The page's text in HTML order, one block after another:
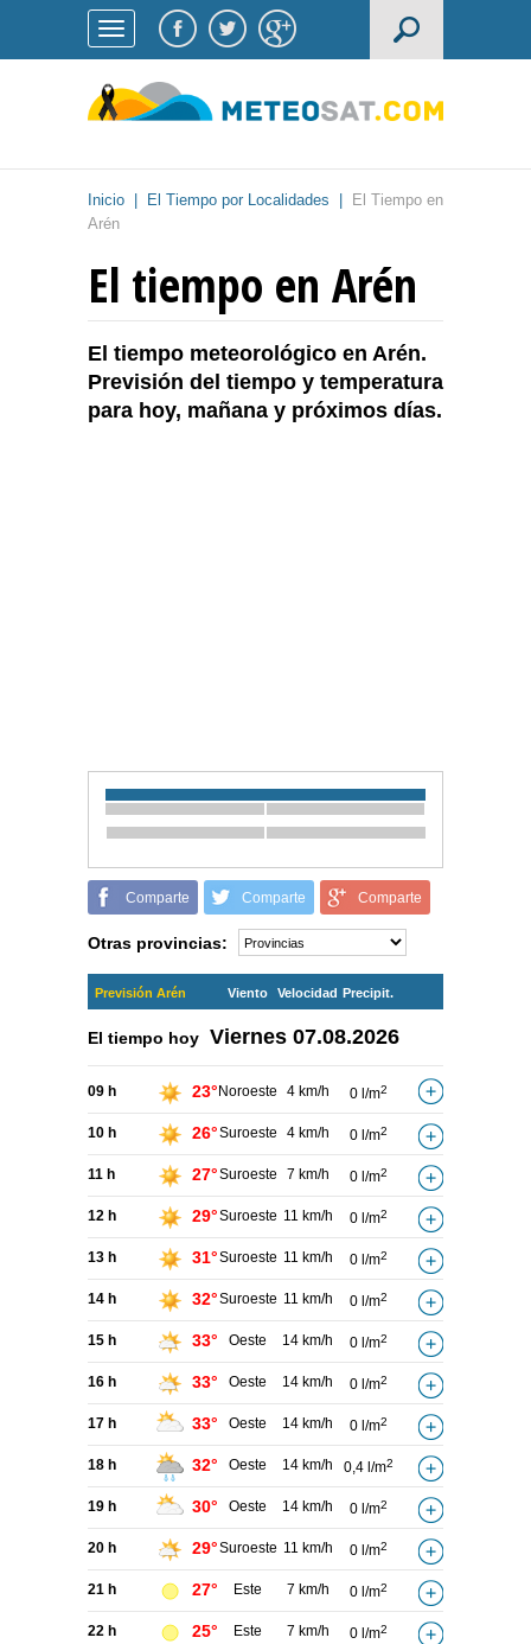
Inicio El Tiempo por Localidades
El Tiempo en
Arén
El tiempo en Arén
El tiempo meteorológico en Arén.
Previsión del tiempo y temperatura
para hoy, mañana y próximos días.
Comparte Comparte Comparte
Otras provincias:
Previsión Arén Viento Velocidad Precipit.
El tiempo hoy Viernes 07.08.2026
09 h 23° Noroeste 4 km/h 0 l/m2
10 h 26°Suroeste 4 km/h 0 l/m2
11 h 27°Suroeste 7 km/h 0 l/m2
12 h 29°Suroeste 11 km/h 0 l/m2
13 h 31°Suroeste 11 km/h 0 l/m2
14 h 32°Suroeste 11 km/h 0 l/m2
15 h 33° Oeste 14 km/h 0 l/m2
16 h 33° Oeste 14 km/h 0 l/m2
17 h 33° Oeste 14 km/h 0 l/m2
18 h 32° Oeste 14 km/h 0,4 l/m2
19 h 30° Oeste 14 km/h 0 l/m2
20 h 29°Suroeste 11 km/h 0 l/m2
21 h 27° Este 7 km/h 0 l/m2
22 h 25° Este 7 km/h 0 l/m2